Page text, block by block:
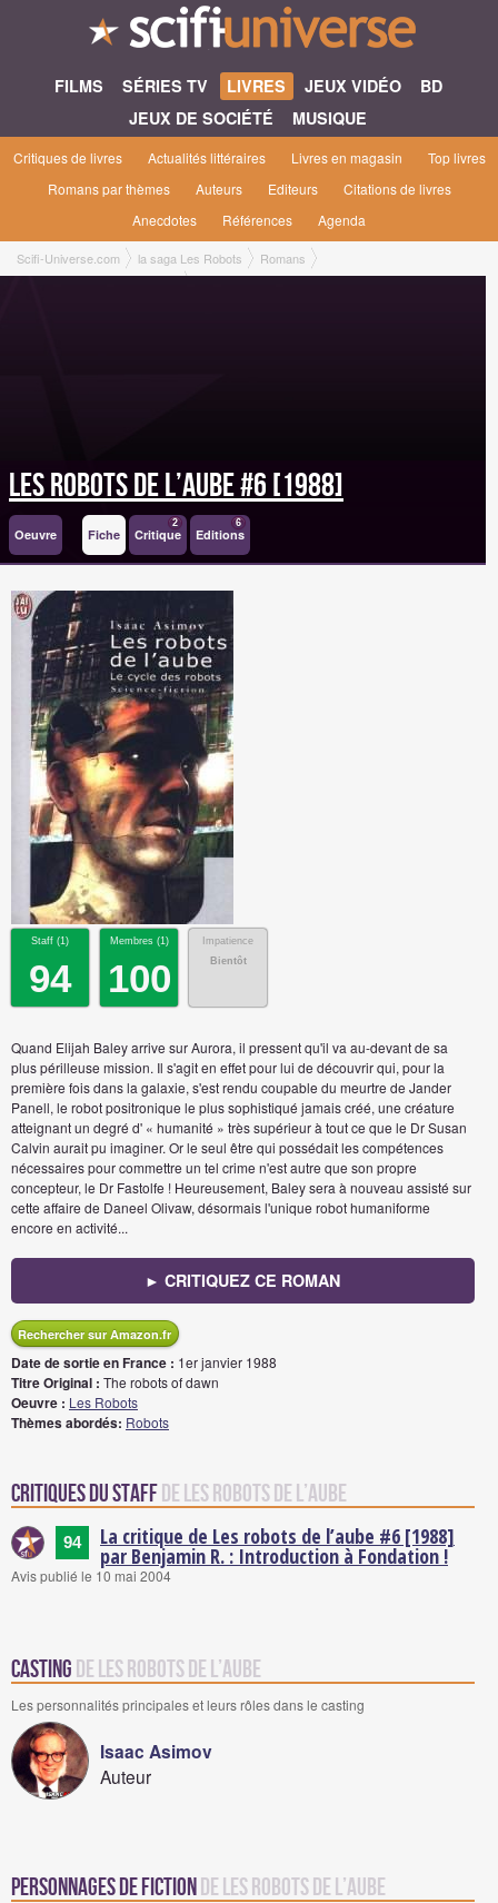
FILMS SÉRIES TV LIVRES JEUX VIDÉO
BD
JEUX DE SOCIÉTÉ
MUSIQUE
Critiques de livres Actualités littéraires Livres en magasin
Top livres
Romans par thèmes
Auteurs Editeurs
Citations de livres
Anecdotes
Références Agenda
Scifi-Universe.com la saga Les Robots
Romans
Les robots de l’aube #6 [1988]
Les robots de l’aube #6 [1988]
Oeuvre Fiche Critique
2
Editions
6
Staff (1)
94
Membres (1)
100
Impatience
Bientôt
Quand Elijah Baley arrive sur Aurora, il pressent qu'il va au-devant de sa
plus périlleuse mission. Il s'agit en effet pour lui de découvrir qui, pour la
première fois dans la galaxie, s'est rendu coupable du meurtre de Jander
Panell, le robot positronique le plus sophistiqué jamais créé, une créature
atteignant un degré d' « humanité » très supérieur à tout ce que le Dr Susan
Calvin aurait pu imaginer. Or le seul être qui possédait les compétences
nécessaires pour commettre un tel crime n'est autre que son propre
concepteur, le Dr Fastolfe ! Heureusement, Baley sera à nouveau assisté sur
cette affaire de Daneel Olivaw, désormais l'unique robot humaniforme
encore en activité...
► CRITIQUEZ CE ROMAN
Rechercher sur Amazon.fr
Date de sortie en France : 1er janvier 1988
Titre Original : The robots of dawn
Oeuvre : Les Robots
Thèmes abordés: Robots
Critiques du staffde Les robots de l’aube
94 La critique de Les robots de l’aube #6 [1988]
par Benjamin R. : Introduction à Fondation !
Avis publié le 10 mai 2004
Casting de Les robots de l’aube
Les personnalités principales et leurs rôles dans le casting
Isaac Asimov
Auteur
Personnages de fictionde Les robots de l’aube